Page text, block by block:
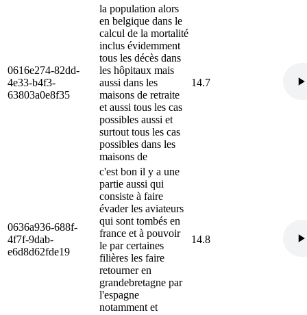
0616e274-82dd-
4e33-b4f3-
63803a0e8f35
la population alors
en belgique dans le
calcul de la mortalité
inclus évidemment
tous les décès dans
les hôpitaux mais
aussi dans les
maisons de retraite
et aussi tous les cas
possibles aussi et
surtout tous les cas
possibles dans les
maisons de
14.7
0636a936-688f-
4f7f-9dab-
e6d8d62fde19
c'est bon il y a une
partie aussi qui
consiste à faire
évader les aviateurs
qui sont tombés en
france et à pouvoir
le par certaines
filières les faire
retourner en
grandebretagne par
l'espagne
notamment et
14.8